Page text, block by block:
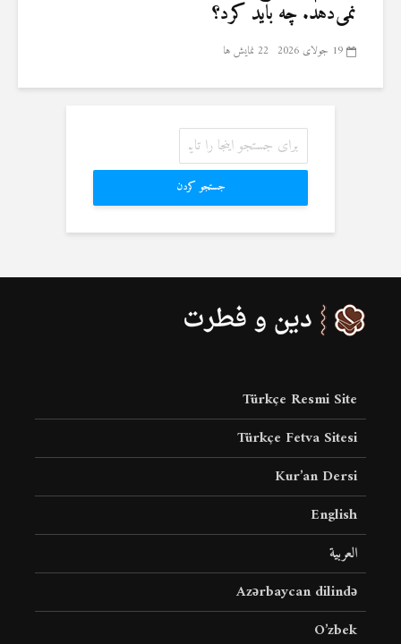
نمی‌دهد. چه باید کرد؟
19 جولای 2026 22 نمایش ها
جستجو کردن
Türkçe Resmi Site
Türkçe Fetva Sitesi
Kur’an Dersi
English
العربية
Azərbaycan dilində
O’zbek